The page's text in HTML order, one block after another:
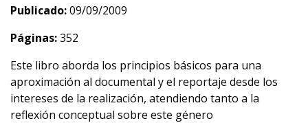
Publicado:09/09/2009
Páginas:352
Este libro aborda los principios básicos para una
aproximación al documental y el reportaje desde los
intereses de la realización, atendiendo tanto a la
reflexión conceptual sobre este género